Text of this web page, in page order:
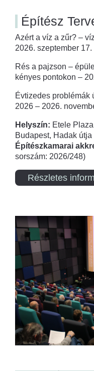
Építész
Azért a víz a zűr? –
2026. szeptember 17.
Rés a pajzson –
kényes pontokon –
Évtizedes problémák
2026 – 2026.
Helyszín: Etele
Budapest, Hadak útja
Építészkamarai
sorszám: 2026/248)
Részletes